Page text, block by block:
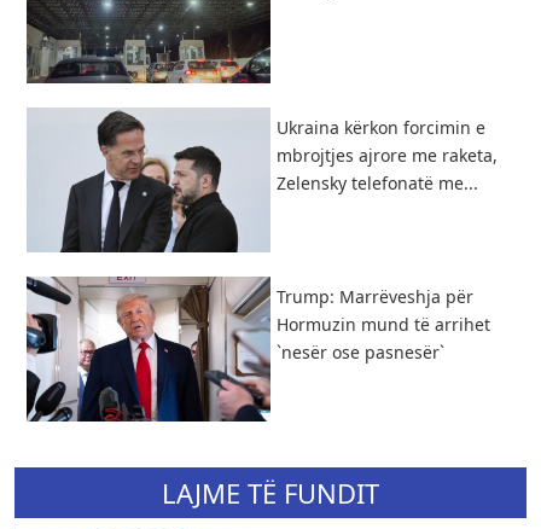
Ukraina kërkon forcimin e
mbrojtjes ajrore me raketa,
Zelensky telefonatë me...
Trump: Marrëveshja për
Hormuzin mund të arrihet
`nesër ose pasnesër`
LAJME TË FUNDIT